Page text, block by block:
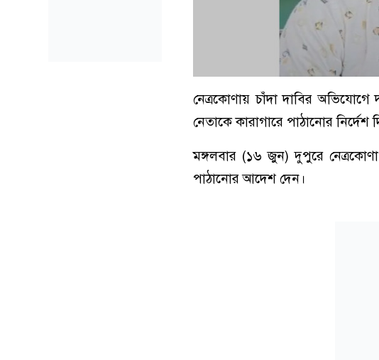
নেত্রকোণায় চাঁদা দাবির
নেতাকে কারাগারে পাঠানোর
মঙ্গলবার (১৬ জুন) দুপুরে
পাঠানোর আদেশ দেন।